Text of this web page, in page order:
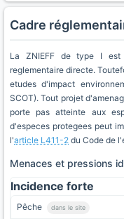
Cadre
La ZNIEFF de type I est
reglementaire directe.
etudes d'impact
SCOT). Tout projet
porte pas atteinte aux
d'especes protegees peut
l'article L411-2 du Code de
Menaces et pressions
Incidence forte
Pêche dans le site